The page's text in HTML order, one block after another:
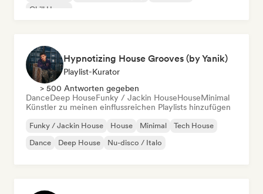
Chill House
Hypnotizing House Grooves (by Yanik)
Playlist-Kurator
> 500 Antworten gegeben
DanceDeep HouseFunky / Jackin HouseHouseMinimal
Künstler zu meinen einflussreichen Playlists hinzufügen
Funky / Jackin House House Minimal
Tech House
Dance
Deep House Nu-disco / Italo